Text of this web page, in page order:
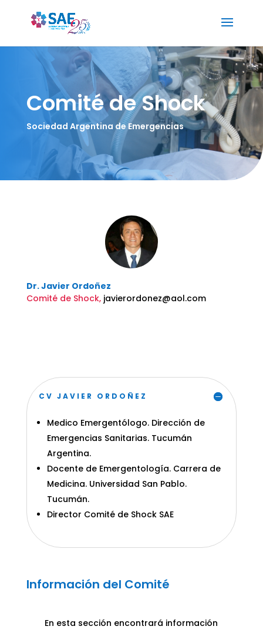
Comité de Shock
Sociedad Argentina de Emergencias
Dr. Javier Ordoñez
Comité de Shock, javierordonez@aol.com
CV JAVIER ORDOÑEZ
Medico Emergentólogo. Dirección de
Emergencias Sanitarias. Tucumán
Argentina.
Docente de Emergentología. Carrera de
Medicina. Universidad San Pablo.
Tucumán.
Director Comité de Shock SAE
Información del Comité
En esta sección encontrará información